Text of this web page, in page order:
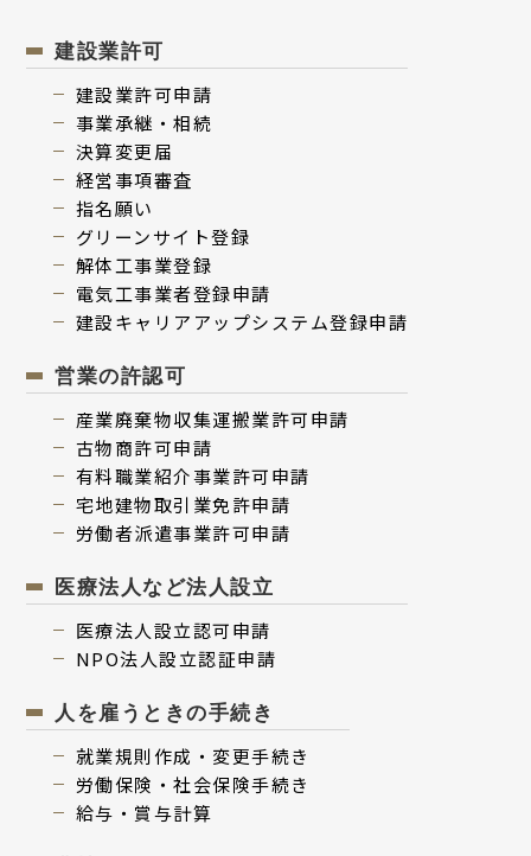
建設業許可
建設業許可申請
事業承継・相続
決算変更届
経営事項審査
指名願い
グリーンサイト登録
解体⼯事業登録
電気⼯事業者登録申請
建設キャリアアップシステム登録申請
営業の許認可
産業廃棄物収集運搬業許可申請
古物商許可申請
有料職業紹介事業許可申請
宅地建物取引業免許申請
労働者派遣事業許可申請
医療法人など法人設立
医療法⼈設⽴認可申請
NPO法⼈設⽴認証申請
人を雇うときの手続き
就業規則作成・変更⼿続き
労働保険・社会保険⼿続き
給与・賞与計算